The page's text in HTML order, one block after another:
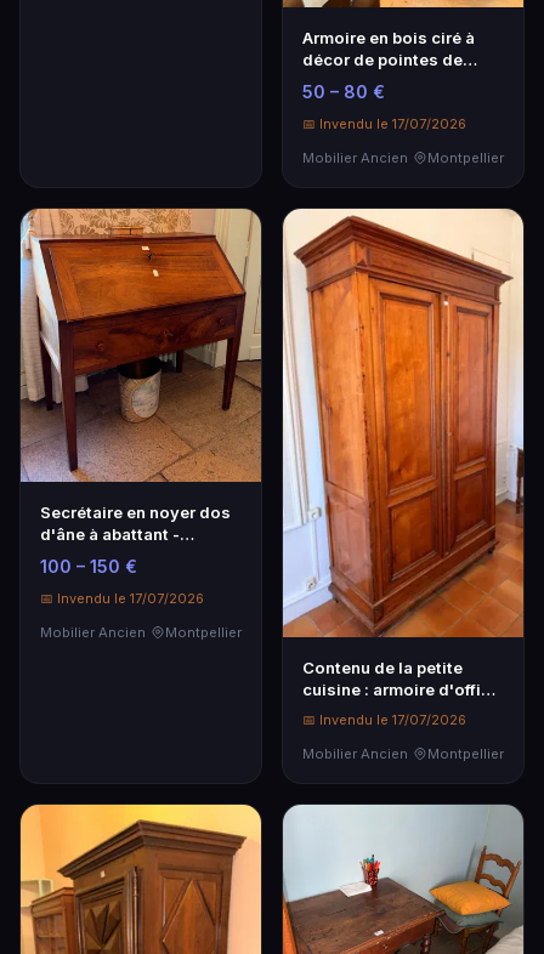
Armoire en bois ciré à
décor de pointes de
diamants.
50 – 80 €
📅 Invendu le 17/07/2026
Mobilier Ancien
Montpellier
Secrétaire en noyer dos
d'âne à abattant -
Mobilier ancien élégant
100 – 150 €
📅 Invendu le 17/07/2026
Mobilier Ancien
Montpellier
Contenu de la petite
cuisine : armoire d'office
en pin, deux…
📅 Invendu le 17/07/2026
Mobilier Ancien
Montpellier